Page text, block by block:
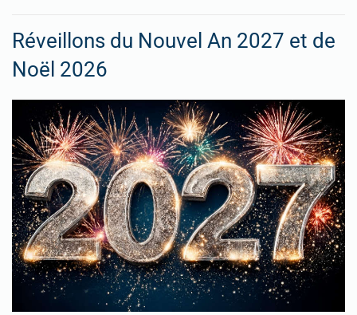
Réveillons du Nouvel An 2027 et de
Noël 2026